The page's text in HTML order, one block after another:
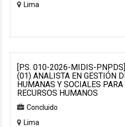
Lima
[P.S. 010-2026-MIDIS-
(01) ANALISTA EN GESTIÓN
HUMANAS Y SOCIALES
RECURSOS HUMANOS
Concluido
Lima